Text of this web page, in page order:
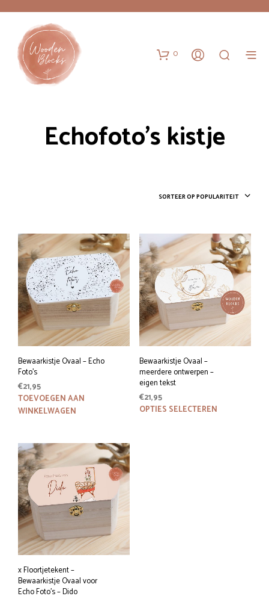
0
Echofoto's kistje
SORTEER OP POPULARITEIT
Bewaarkistje Ovaal – Echo
Foto’s
€21,95
TOEVOEGEN AAN
WINKELWAGEN
Bewaarkistje Ovaal –
meerdere ontwerpen –
eigen tekst
€21,95
OPTIES SELECTEREN
x Floortjetekent –
Bewaarkistje Ovaal voor
Echo Foto’s – Dido